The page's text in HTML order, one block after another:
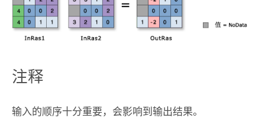
注释
输入的顺序十分重要，会影响到输出结果。